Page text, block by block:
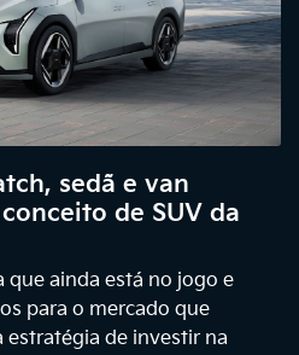
sedã e van
de SUV da
que ainda está no jogo e
para o mercado que
estratégia de investir na